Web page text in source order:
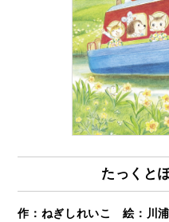
たっくと
作：ねぎしれいこ 絵：川